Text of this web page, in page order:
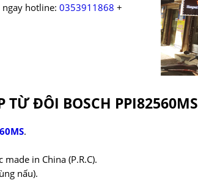
ngay hotline: 0353911868 +
TỪ ĐÔI BOSCH PPI82560MS
.
in China (P.R.C).
nấu).